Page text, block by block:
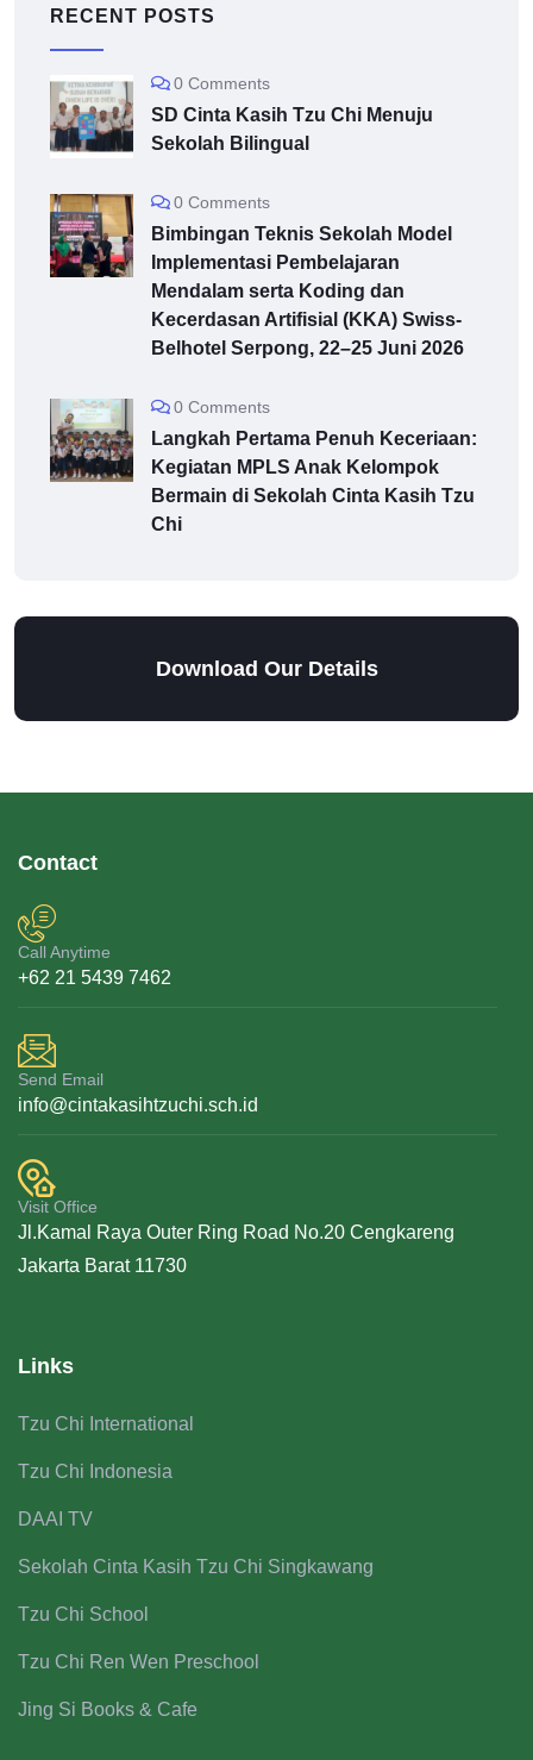
RECENT POSTS
0 Comments
SD Cinta Kasih Tzu Chi Menuju
Sekolah Bilingual
0 Comments
Bimbingan Teknis Sekolah Model
Implementasi Pembelajaran
Mendalam serta Koding dan
Kecerdasan Artifisial (KKA) Swiss-
Belhotel Serpong, 22–25 Juni 2026
0 Comments
Langkah Pertama Penuh Keceriaan:
Kegiatan MPLS Anak Kelompok
Bermain di Sekolah Cinta Kasih Tzu
Chi
Download Our Details
Contact
Call Anytime
+62 21 5439 7462
Send Email
info@cintakasihtzuchi.sch.id
Visit Office
Jl.Kamal Raya Outer Ring Road No.20 Cengkareng
Jakarta Barat 11730
Links
Tzu Chi International
Tzu Chi Indonesia
DAAI TV
Sekolah Cinta Kasih Tzu Chi Singkawang
Tzu Chi School
Tzu Chi Ren Wen Preschool
Jing Si Books & Cafe